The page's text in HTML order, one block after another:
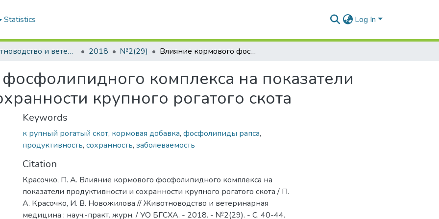
Statistics Log In
Животноводство и ветеринарная медицина: научно-практический журнал 2018 №2(29) Влияние кормового фосфолипидного комплекса на показатели продуктивности и сохранности крупного рогатого скота
комплекса на показатели
крупного рогатого скота
Keywords
к рупный рогатый скот, кормовая добавка, фосфолипиды рапса,
продуктивность, сохранность, заболеваемость
Citation
Красочко, П. А. Влияние кормового фосфолипидного комплекса на
показатели продуктивности и сохранности крупного рогатого скота / П.
А. Красочко, И. В. Новожилова // Животноводство и ветеринарная
медицина : науч.-практ. журн. / УО БГСХА. - 2018. - №2(29). - С. 40-44.